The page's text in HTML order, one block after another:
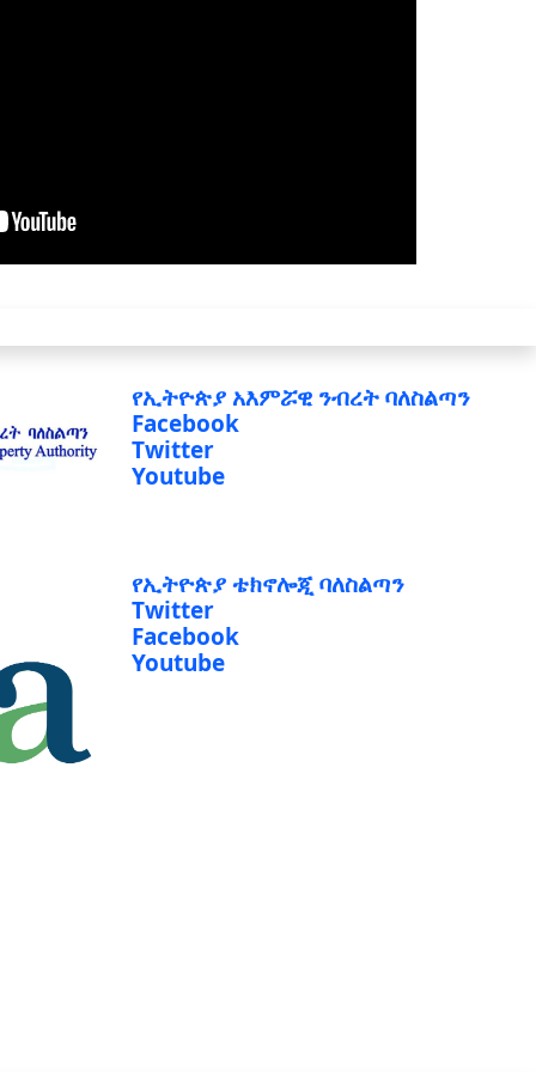
የኢትዮጵያ አእምሯዊ ንብረት ባለስልጣን
Facebook
Twitter
Youtube
የኢትዮጵያ ቴክኖሎጂ ባለስልጣን
Twitter
Facebook
Youtube